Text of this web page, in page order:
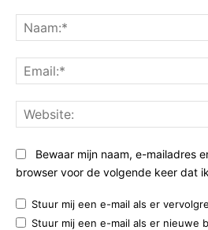
Bewaar mijn naam, e-mailadres
browser voor de volgende keer dat
Stuur mij een e-mail als er
Stuur mij een e-mail als er nieuwe